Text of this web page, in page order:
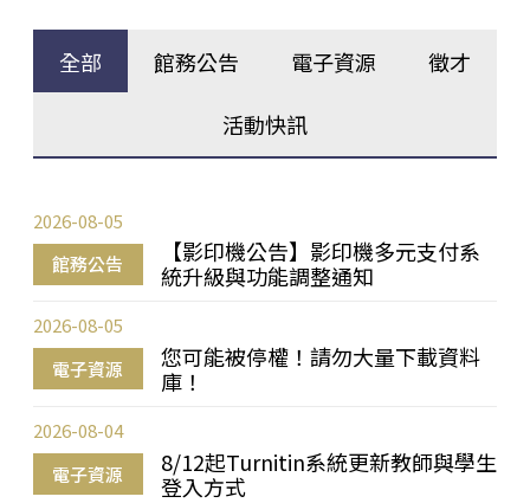
全部 館務公告 電子資源 徵才
活動快訊
館務公告
【影印機公告】影印機多元支付系
統升級與功能調整通知
2026-08-05
電子資源
您可能被停權！請勿大量下載資料
庫！
2026-08-05
電子資源
8/12起Turnitin系統更新教師與學生
登入方式
2026-08-04